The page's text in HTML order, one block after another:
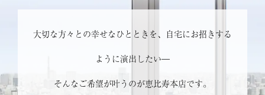
大切な方々との幸せなひとときを、自宅にお招きする
ように演出したい―
そんなご希望が叶うのが恵比寿本店です。